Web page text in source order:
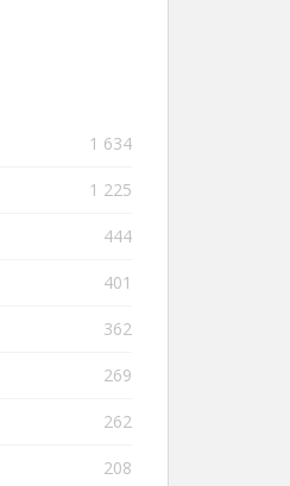
1 634
1 225
444
401
362
269
262
208